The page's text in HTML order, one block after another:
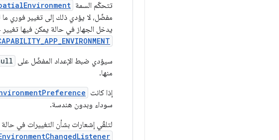
تتحكّم السمة
مفضّل، لا يؤدي ذلك إلى تغيير فوري ما
يدخل الجهاز في حالة يمكن فيها تغيير
سيؤدي ضبط الإعداد المفضّل على
منها.
إذا كانت
سوداء وبدون هندسة.
لتلقّي إشعارات بشأن التغييرات في حالة